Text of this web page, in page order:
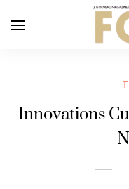
Innovations